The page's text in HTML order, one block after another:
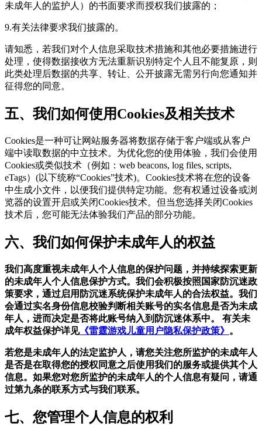
未成年人的监护人）的书面要求而授权我们披露的；
9.有关法律要求我们披露的。
请知悉，若我们对个人信息采取技术措施和其他必要措施进行
处理，使得数据接收方无法重新识别特定个人且不能复原，则
此类处理后数据的共享、转让、公开披露无需另行向您通知并
征得您的同意。
五、我们如何使用Cookies及相关技术
Cookies是一种可让网站服务器将数据存储于客户端或从客户
端中读取数据的中立技术。为优化您的使用体验，我们会使用
Cookies或类似技术（例如：web beacons, log files, scripts,
eTags）(以下统称“Cookies”技术)。Cookies技术将在您的设备
中生成小文件，以便我们提供特定功能。您有权通过设备或浏
览器的设置开启或关闭Cookies技术。但当您选择关闭Cookies
技术后，您可能无法体验我们产品的部分功能。
六、我们如何保护未成年人的权益
我们高度重视未成年人个人信息的保护问题，并持续探索更新
的未成年人个人信息保护方式。我们会积极按照国家防沉迷政
策要求，通过启用防沉迷系统保护未成年人的合法权益。我们
会通过实名身份信息校验判断相关账号的实名信息是否为未成
年人，进而决定是否将此账号纳入到防沉迷体系中。 有关未
成年权益保护详见《雷霆游戏儿童用户隐私保护政策》 。
若您是未成年人的法定监护人，请您关注您所监护的未成年人
是否是在取得您的授权同意之后使用我们的服务或提供其个人
信息。如果您对您所监护的未成年人的个人信息有疑问，请通
过第九条的联系方式与我们联系。
七、您管理个人信息的权利